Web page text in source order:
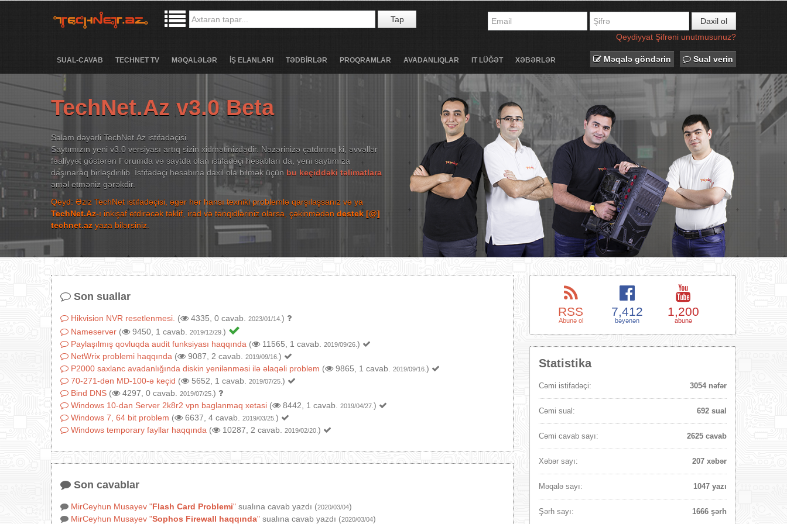
Tap
Daxil ol
Qeydiyyat Şifrəni unutmusunuz?
SUAL-CAVAB TECHNET TV MƏQALƏLƏR İŞ ELANLARI TƏDBİRLƏR PROQRAMLAR AVADANLIQLAR IT LÜĞƏT XƏBƏRLƏR Məqalə göndərin Sual verin
TechNet.Az v3.0 Beta
Salam dəyərli TechNet.Az istifadəçisi.
Saytımızın yeni v3.0 versiyası artıq sizin xidmətinizdədir. Nəzərinizə çatdırırıq ki, əvvəllər
fəaliyyət göstərən Forumda və saytda olan istifadəçi hesabları da, yeni saytımıza
daşınaraq birləşdirilib. İstifadəçi hesabına daxil ola bilmək üçün bu keçiddəki təlimatlara
əməl etməniz gərəkdir.
Qeyd: Əziz TechNet istifadəçisi, əgər hər hansı texniki problemlə qarşılaşsanız və ya
TechNet.Az-ı inkişaf etdirəcək təklif, irad və tənqidləriniz olarsa, çəkinmədən destek [@]
technet.az yaza bilərsiniz.
Son suallar
Hikvision NVR resetlenmesi. ( 4335, 0 cavab. 2023/01/14. )
Nameserver ( 9450, 1 cavab. 2019/12/29. )
Paylaşılmış qovluqda audit funksiyası haqqında ( 11565, 1 cavab. 2019/09/26. )
NetWrix problemi haqqında ( 9087, 2 cavab. 2019/09/16. )
P2000 saxlanc avadanlığında diskin yenilənməsi ilə əlaqəli problem ( 9865, 1 cavab. 2019/09/16. )
70-271-dən MD-100-ə keçid ( 5652, 1 cavab. 2019/07/25. )
Bind DNS ( 4297, 0 cavab. 2019/07/25. )
Windows 10-dan Server 2k8r2 vpn baglanmaq xetasi ( 8442, 1 cavab. 2019/04/27. )
Windows 7, 64 bit problem ( 6637, 4 cavab. 2019/03/25. )
Windows temporary fayllar haqqında ( 10287, 2 cavab. 2019/02/20. )
Son cavablar
MirCeyhun Musayev "Flash Card Problemi" sualına cavab yazdı (2020/03/04)
MirCeyhun Musayev "Sophos Firewall haqqında" sualına cavab yazdı (2020/03/04)
RSS
Abunə ol
7,412
bəyənən
1,200
abunə
Statistika
Cəmi istifadəçi: 3054 nəfər
Cəmi sual: 692 sual
Cəmi cavab sayı: 2625 cavab
Xəbər sayı: 207 xəbər
Məqalə sayı: 1047 yazı
Şərh sayı: 1666 şərh